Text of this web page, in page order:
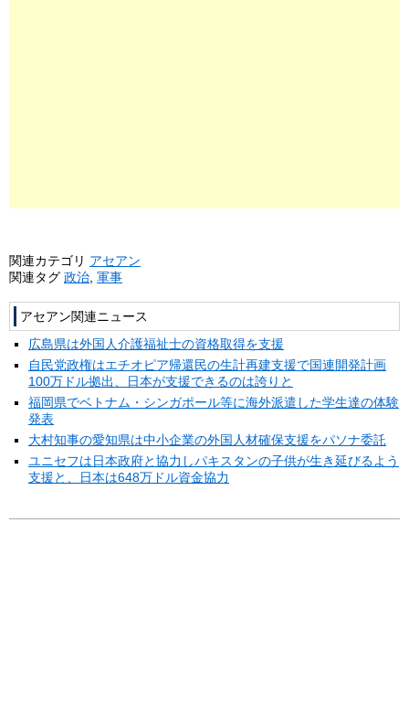
関連カテゴリ アセアン
関連タグ 政治 軍事
アセアン関連ニュース
広島県は外国人介護福祉士の資格取得を支援
自民党政権はエチオピア帰還民の生計再建支援で国連開発計画
100万ドル拠出、日本が支援できるのは誇りと
福岡県でベトナム・シンガポール等に海外派遣した学生達の体験
発表
大村知事の愛知県は中小企業の外国人材確保支援をパソナ委託
ユニセフは日本政府と協力しパキスタンの子供が生き延びるよう
支援と、日本は648万ドル資金協力